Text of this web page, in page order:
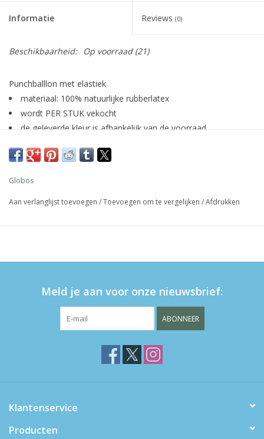
Informatie Reviews (0)
Beschikbaarheid: Op voorraad(21)
Punchballlon met elastiek
materiaal: 100% natuurlijke rubberlatex
wordt PER STUK vekocht
de geleverde kleur is afhankelijk van de voorraad
Globos
Aan verlanglijst toevoegen /Toevoegen om te vergelijken /Afdrukken
Meld je aan voor onze nieuwsbrief:
ABONNEER
Klantenservice
Producten